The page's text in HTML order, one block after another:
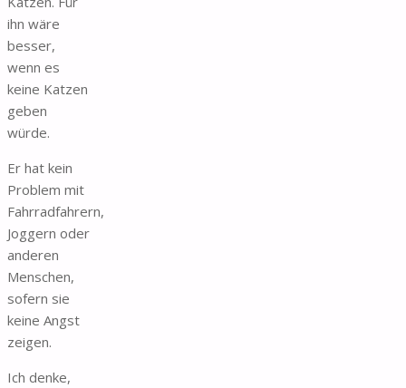
ihn wäre
besser,
wenn es
keine Katzen
geben
würde.
Er hat kein
Problem mit
Fahrradfahrern,
Joggern oder
anderen
Menschen,
sofern sie
keine Angst
zeigen.
Ich denke,